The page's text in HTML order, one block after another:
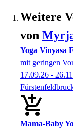
Weitere
von
Yoga Vinyasa
mit geringen
17.09.26 -
Mama-Baby